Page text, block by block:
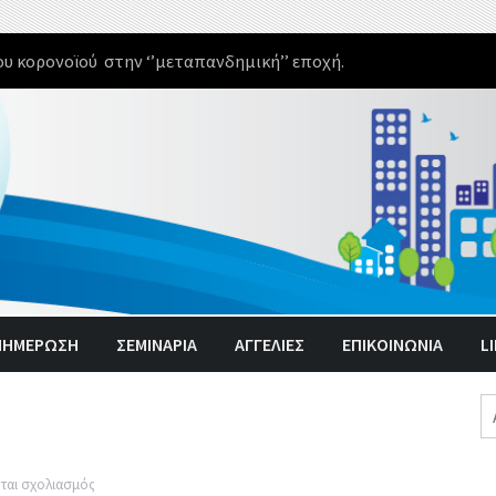
στην ‘’μεταπανδημική’’ εποχή.
ΣΕΜΙΝΑΡΙΑ ΑΓΓΕΛΊΕΣ ΕΠΙΚΟΙΝΩΝΙΑ
σχολιασμός